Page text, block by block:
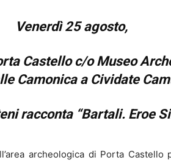
Venerdì 25 agosto,
Castello c/o Museo
Camonica a Cividate
racconta “Bartali. Eroe
archeologica di Porta